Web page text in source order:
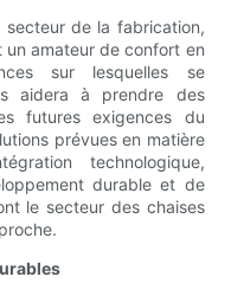
de la fabrication,
amateur de confort en
sur lesquelles se
aidera à prendre des
futures exigences du
prévues en matière
technologique,
durable et de
le secteur des chaises